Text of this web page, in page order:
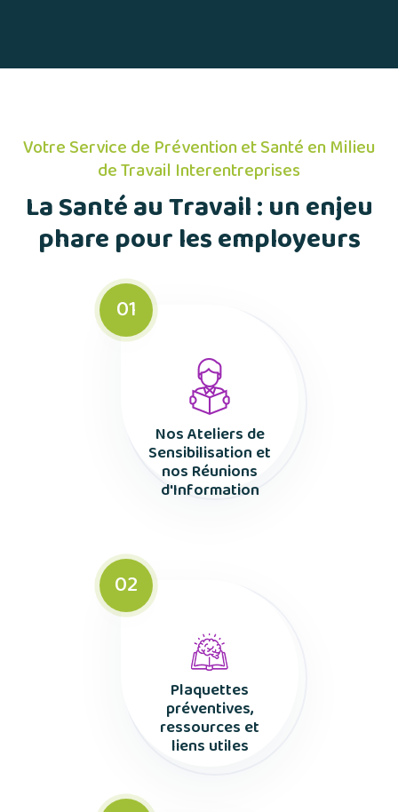
Votre Service de Prévention et Santé en Milieu
de Travail Interentreprises
La Santé au Travail : un enjeu
phare pour les employeurs
01
Nos Ateliers de
Sensibilisation et
nos Réunions
d'Information
02
Plaquettes
préventives,
ressources et
liens utiles